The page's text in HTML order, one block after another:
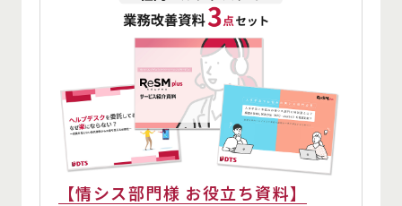
【情シス部門様 お役立ち資料】